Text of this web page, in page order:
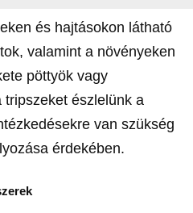
és hajtásokon látható
valamint a növényeken
pöttyök vagy
tripszeket észlelünk a
van szükség
érdekében.